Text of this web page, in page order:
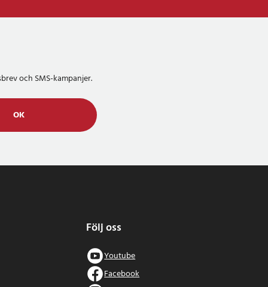
och SMS-kampanjer.
OK
Följ oss
Youtube
Facebook